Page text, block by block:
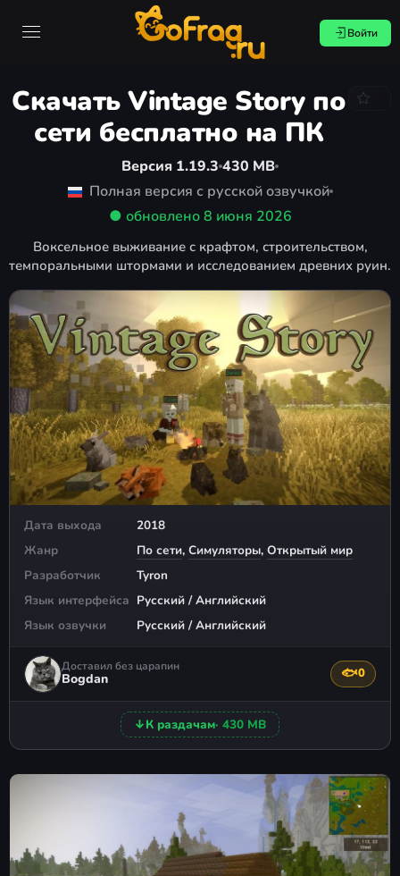
Войти
Скачать Vintage Story по
сети бесплатно на ПК
Версия 1.19.3 430 MB
Полная версия с русской озвучкой
● обновлено8 июня 2026
Воксельное выживание с крафтом, строительством,
темпоральными штормами и исследованием древних руин.
Дата выхода
2018
Жанр
По сети, Симуляторы, Открытый мир
Разработчик
Tyron
Язык интерфейса Русский / Английский
Язык озвучки
Русский / Английский
Доставил без царапин
Bogdan 🐟0
↓К раздачам· 430 MB